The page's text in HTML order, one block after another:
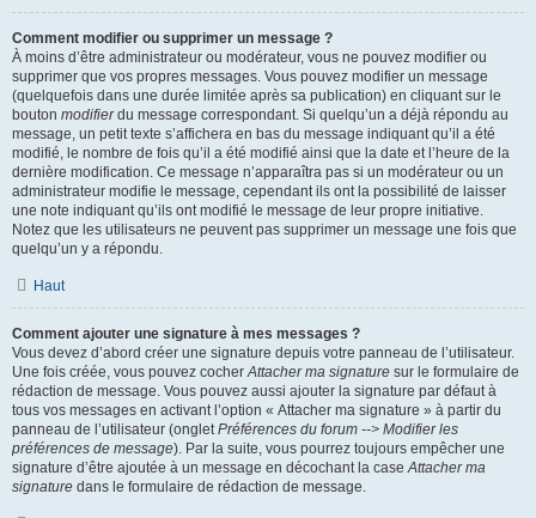
Comment modifier ou supprimer un message ?
À moins d’être administrateur ou modérateur, vous ne pouvez modifier ou
supprimer que vos propres messages. Vous pouvez modifier un message
(quelquefois dans une durée limitée après sa publication) en cliquant sur le
bouton modifierdu message correspondant. Si quelqu’un a déjà répondu au
message, un petit texte s’affichera en bas du message indiquant qu’il a été
modifié, le nombre de fois qu’il a été modifié ainsi que la date et l’heure de la
dernière modification. Ce message n’apparaîtra pas si un modérateur ou un
administrateur modifie le message, cependant ils ont la possibilité de laisser
une note indiquant qu’ils ont modifié le message de leur propre initiative.
Notez que les utilisateurs ne peuvent pas supprimer un message une fois que
quelqu’un y a répondu.
Haut
Comment ajouter une signature à mes messages ?
Vous devez d’abord créer une signature depuis votre panneau de l’utilisateur.
Une fois créée, vous pouvez cocherAttacher ma signature sur le formulaire de
rédaction de message. Vous pouvez aussi ajouter la signature par défaut à
tous vos messages en activant l’option « Attacher ma signature » à partir du
panneau de l’utilisateur (ongletPréférences du forum --> Modifier les
préférences de message). Par la suite, vous pourrez toujours empêcher une
signature d’être ajoutée à un message en décochant la caseAttacher ma
signature dans le formulaire de rédaction de message.